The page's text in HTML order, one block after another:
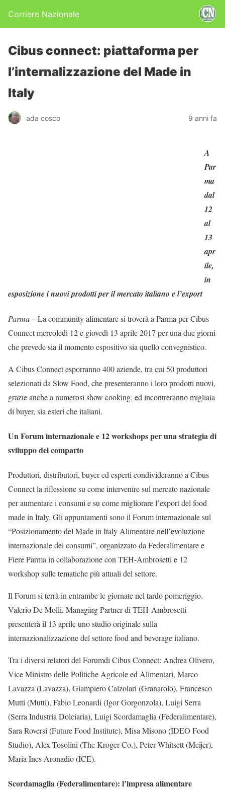
Corriere Nazionale
Cibus connect: piattaforma per
l’internalizzazione del Made in
Italy
ada cosco 9 anni fa
A
Par
ma
dal
12
al
13
apr
ile,
in
esposizione i nuovi prodotti per il mercato italiano e l’export
Parma– La community alimentare si troverà a Parma per Cibus
Connect mercoledì 12 e giovedì 13 aprile 2017 per una due giorni
che prevede sia il momento espositivo sia quello convegnistico.
A Cibus Connect esporranno 400 aziende, tra cui 50 produttori
selezionati da Slow Food, che presenteranno i loro prodotti nuovi,
grazie anche a numerosi show cooking, ed incontreranno migliaia
di buyer, sia esteri che italiani.
Un Forum internazionale e 12 workshops per una strategia di
sviluppo del comparto
Produttori, distributori, buyer ed esperti condivideranno a Cibus
Connect la riflessione su come intervenire sul mercato nazionale
per aumentare i consumi e su come migliorare l’export del food
made in Italy. Gli appuntamenti sono il Forum internazionale sul
“Posizionamento del Made in Italy Alimentare nell’evoluzione
internazionale dei consumi”, organizzato da Federalimentare e
Fiere Parma in collaborazione con TEH-Ambrosetti e 12
workshop sulle tematiche più attuali del settore.
Il Forum si terrà in entrambe le giornate nel tardo pomeriggio.
Valerio De Molli, Managing Partner di TEH-Ambrosetti
presenterà il 13 aprile uno studio originale sulla
internazionalizzazione del settore food and beverage italiano.
Tra i diversi relatori del Forumdi Cibus Connect: Andrea Olivero,
Vice Ministro delle Politiche Agricole ed Alimentari, Marco
Lavazza (Lavazza), Giampiero Calzolari (Granarolo), Francesco
Mutti (Mutti), Fabio Leonardi (Igor Gorgonzola), Luigi Serra
(Serra Industria Dolciaria), Luigi Scordamaglia (Federalimentare),
Sara Roversi (Future Food Institute), Misa Misono (IDEO Food
Studio), Alex Tosolini (The Kroger Co.), Peter Whitsett (Meijer),
Maria Ines Aronadio (ICE).
Scordamaglia (Federalimentare): l’impresa alimentare